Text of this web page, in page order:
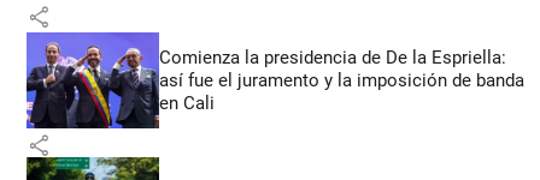
share
Comienza la presidencia de De la Espriella:
así fue el juramento y la imposición de banda
en Cali
share